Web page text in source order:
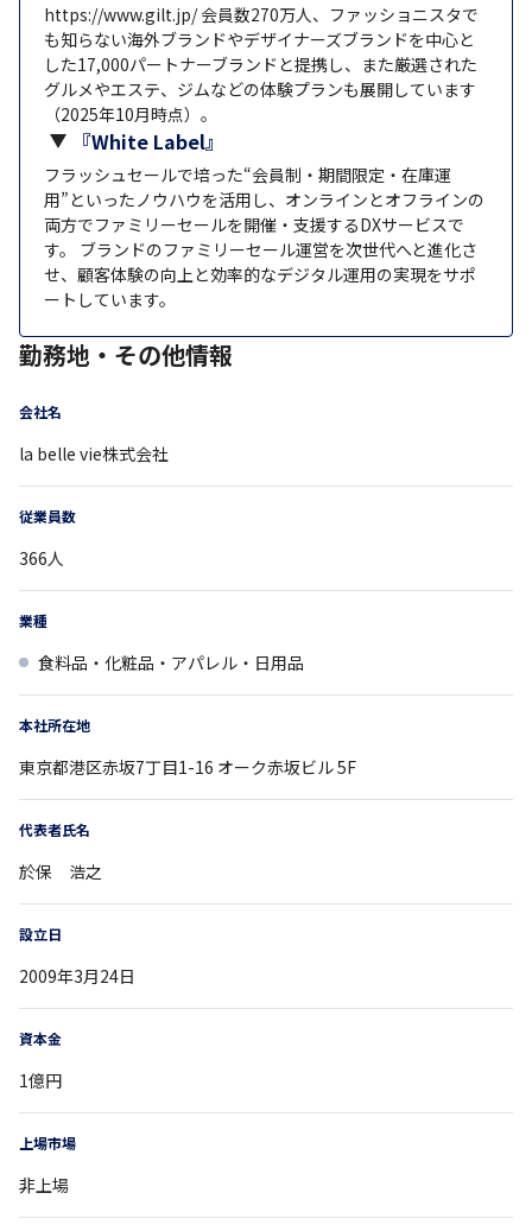
https://www.gilt.jp/ 会員数270万人、ファッショニスタで
も知らない海外ブランドやデザイナーズブランドを中心と
した17,000パートナーブランドと提携し、また厳選された
グルメやエステ、ジムなどの体験プランも展開しています
（2025年10月時点）。
『White Label』
フラッシュセールで培った“会員制・期間限定・在庫運
用”といったノウハウを活用し、オンラインとオフラインの
両方でファミリーセールを開催・支援するDXサービスで
す。 ブランドのファミリーセール運営を次世代へと進化さ
せ、顧客体験の向上と効率的なデジタル運用の実現をサポ
ートしています。
勤務地・その他情報
会社名
la belle vie株式会社
従業員数
366人
業種
食料品・化粧品・アパレル・日用品
本社所在地
東京都港区赤坂7丁目1-16 オーク赤坂ビル 5F
代表者氏名
於保 浩之
設立日
2009年3月24日
資本金
1億円
上場市場
非上場